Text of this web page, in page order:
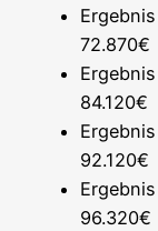
72.870€
84.120€
92.120€
96.320€